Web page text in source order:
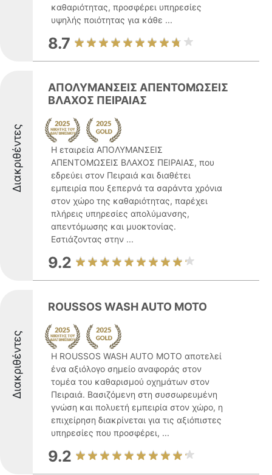
καθαριότητας, προσφέρει υπηρεσίες
υψηλής ποιότητας για κάθε ...
8.7
Διακριθέντες
ΑΠΟΛΥΜΑΝΣΕΙΣ ΑΠΕΝΤΟΜΩΣΕΙΣ
ΒΛΑΧΟΣ ΠΕΙΡΑΙΑΣ
Η εταιρεία ΑΠΟΛΥΜΑΝΣΕΙΣ
ΑΠΕΝΤΟΜΩΣΕΙΣ ΒΛΑΧΟΣ ΠΕΙΡΑΙΑΣ, που
εδρεύει στον Πειραιά και διαθέτει
εμπειρία που ξεπερνά τα σαράντα χρόνια
στον χώρο της καθαριότητας, παρέχει
πλήρεις υπηρεσίες απολύμανσης,
απεντόμωσης και μυοκτονίας.
Εστιάζοντας στην ...
9.2
Διακριθέντες
ROUSSOS WASH AUTO MOTO
Η ROUSSOS WASH AUTO MOTO αποτελεί
ένα αξιόλογο σημείο αναφοράς στον
τομέα του καθαρισμού οχημάτων στον
Πειραιά. Βασιζόμενη στη συσσωρευμένη
γνώση και πολυετή εμπειρία στον χώρο, η
επιχείρηση διακρίνεται για τις αξιόπιστες
υπηρεσίες που προσφέρει, ...
9.2